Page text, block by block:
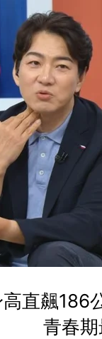
直飆186
青春